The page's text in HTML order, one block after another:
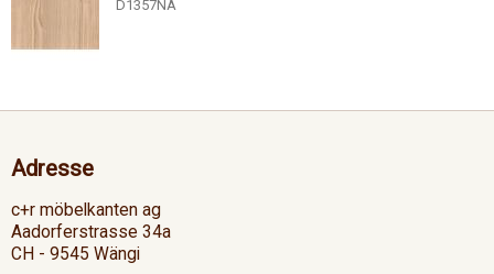
D1357NA
Adresse
c+r möbelkanten ag
Aadorferstrasse 34a
CH - 9545 Wängi